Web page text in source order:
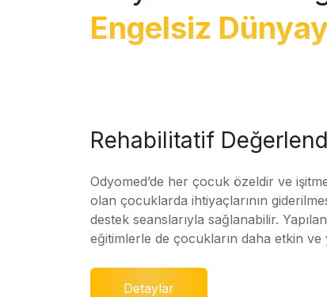
Engelsiz
Rehabilitatif
Odyomed’de her çocuk özeldir ve
olan çocuklarda ihtiyaçlarının
destek seanslarıyla sağlanabilir.
eğitimlerle de çocukların daha etkin ve
Detaylar